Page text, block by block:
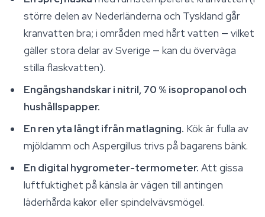
större delen av Nederländerna och Tyskland går
kranvatten bra; i områden med hårt vatten — vilket
gäller stora delar av Sverige — kan du överväga
stilla flaskvatten).
Engångshandskar i nitril, 70 % isopropanol och
hushållspapper.
En ren yta långt ifrån matlagning. Kök är fulla av
mjöldamm och Aspergillus trivs på bagarens bänk.
En digital hygrometer-termometer. Att gissa
luftfuktighet på känsla är vägen till antingen
läderhårda kakor eller spindelvävsmögel.